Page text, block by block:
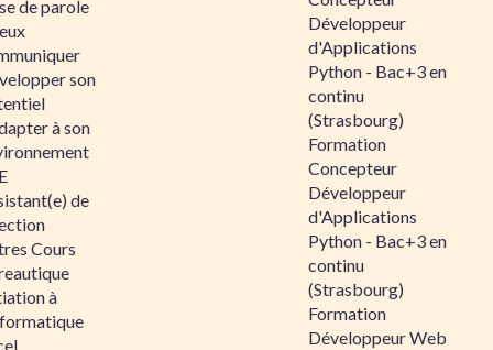
de parole
son
à son
de
Cours
à
Développeur
d'Applications
Python - Bac+3 en
continu
(Strasbourg)
Formation
Concepteur
Développeur
d'Applications
Python - Bac+3 en
continu
(Strasbourg)
Formation
Développeur Web